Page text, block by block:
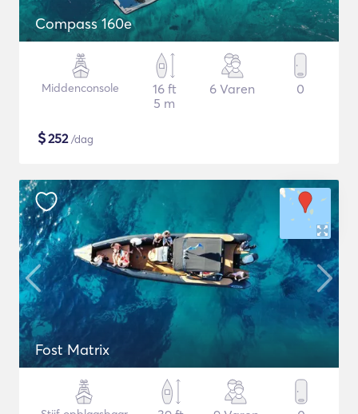
Compass 160e
Middenconsole
16 ft
5 m
6 Varen 0
$252/dag
Fost Matrix